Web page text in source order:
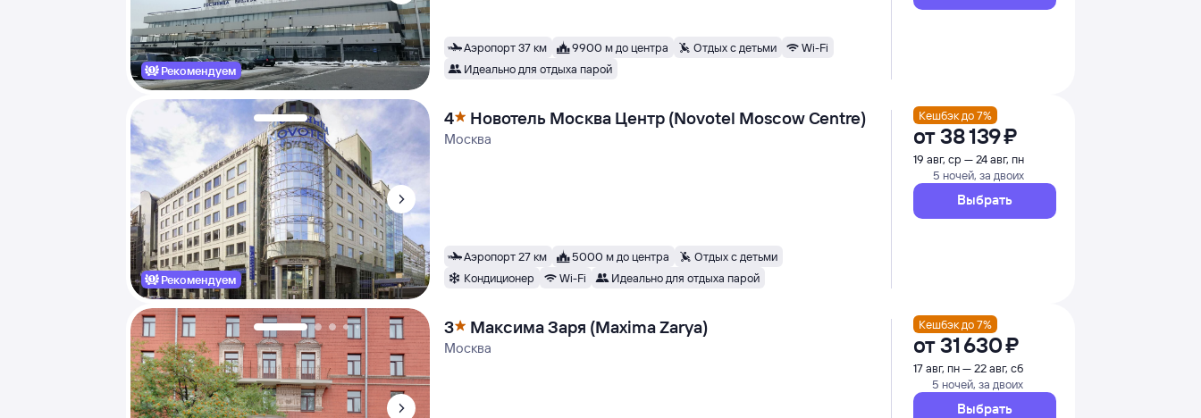
Рекомендуем
Аэропорт 37 км 9900 м до центра Отдых с детьми
Wi-Fi
Идеально для отдыха парой
Рекомендуем
4 Новотель Москва Центр (Novotel Moscow Centre)
Москва
Аэропорт 27 км 5000 м до центра
Отдых с детьми
Кондиционер
Wi-Fi Идеально для отдыха парой
Кешбэк до 7%
от38 ⁠139 ⁠₽
19 авг, ср — 24 авг, пн
5 ночей, за двоих
Выбрать
3 Максима Заря (Maxima Zarya)
Москва
Кешбэк до 7%
от31 ⁠630 ⁠₽
17 авг, пн — 22 авг, сб
5 ночей, за двоих
Выбрать